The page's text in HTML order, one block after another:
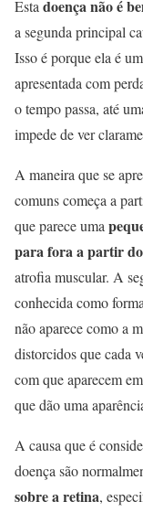
Esta doença não é
a segunda principal
Isso é porque ela é
apresentada com
o tempo passa, até
impede de ver
A maneira que se
comuns começa a
que parece uma
para fora a partir
atrofia muscular. A
conhecida como
não aparece como a
distorcidos que cada
com que aparecem
que dão uma
A causa que é
doença são
sobre a retina,